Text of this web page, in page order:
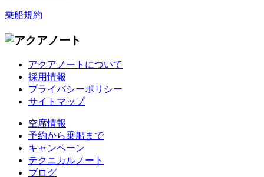
乗船規約
アクアノートについて
採用情報
プライバシーポリシー
サイトマップ
空席情報
予約から乗船まで
キャンペーン
テクニカルノート
ブログ